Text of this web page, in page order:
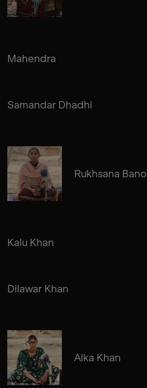
Mahendra
Samandar Dhadhi
Rukhsana Bano
Kalu Khan
Dilawar Khan
Alka Khan